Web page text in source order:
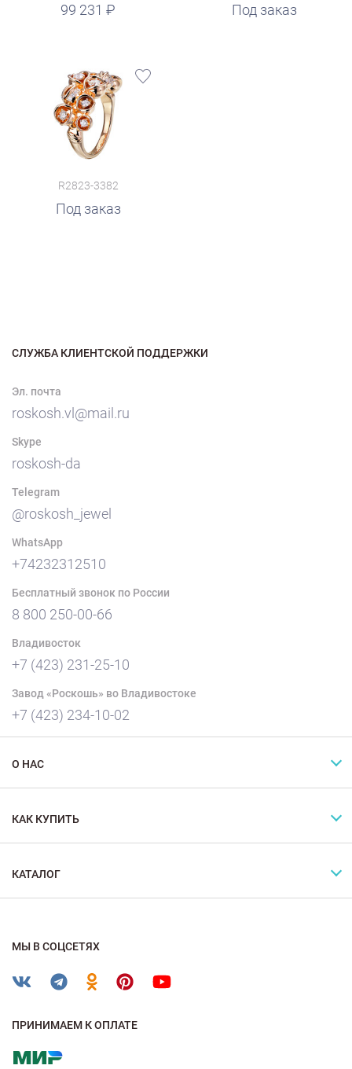
99 231 Под заказ
R2823-3382
Под заказ
СЛУЖБА КЛИЕНТСКОЙ ПОДДЕРЖКИ
Эл. почта
roskosh.vl@mail.ru
Skype
roskosh-da
Telegram
@roskosh_jewel
WhatsApp
+74232312510
Бесплатный звонок по России
8 800 250-00-66
Владивосток
+7 (423) 231-25-10
Завод «Роскошь» во Владивостоке
+7 (423) 234-10-02
О НАС
КАК КУПИТЬ
КАТАЛОГ
МЫ В СОЦСЕТЯХ
ПРИНИМАЕМ К ОПЛАТЕ